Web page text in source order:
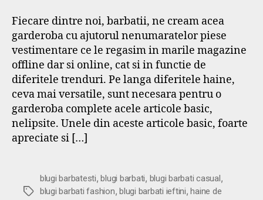
Fiecare dintre noi, barbatii, ne cream acea
garderoba cu ajutorul nenumaratelor piese
vestimentare ce le regasim in marile magazine
offline dar si online, cat si in functie de
diferitele trenduri. Pe langa diferitele haine,
ceva mai versatile, sunt necesara pentru o
garderoba complete acele articole basic,
nelipsite. Unele din aceste articole basic, foarte
apreciate si […]
Etichete
blugi barbatesti,blugi barbati, blugi barbati casual,
blugi barbati fashion,blugi barbati ieftini,haine de